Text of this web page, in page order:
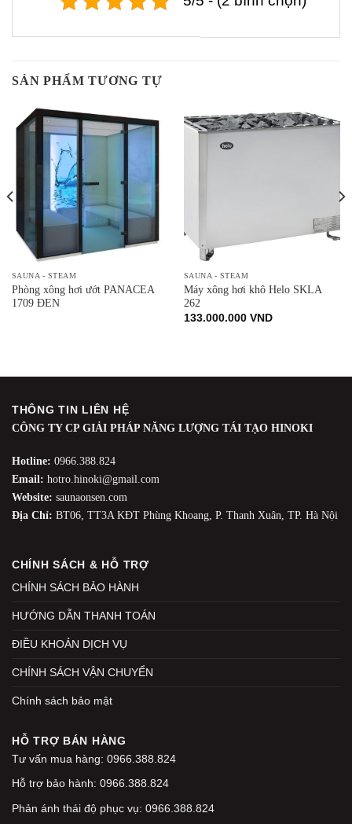
SẢN PHẨM TƯƠNG TỰ
SAUNA - STEAM
Phòng xông hơi ướt PANACEA
1709 ĐEN
SAUNA - STEAM
Máy xông hơi khô Helo SKLA
262
133.000.000 VND
THÔNG TIN LIÊN HỆ
CÔNG TY CP GIẢI PHÁP NĂNG LƯỢNG TÁI TẠO HINOKI
Hotline: 0966.388.824
Email: hotro.hinoki@gmail.com
Website: saunaonsen.com
Địa Chỉ: BT06, TT3A KĐT Phùng Khoang, P. Thanh Xuân, TP. Hà Nội
CHÍNH SÁCH & HỖ TRỢ
CHÍNH SÁCH BẢO HÀNH
HƯỚNG DẪN THANH TOÁN
ĐIỀU KHOẢN DỊCH VỤ
CHÍNH SÁCH VẬN CHUYỂN
Chính sách bảo mật
HỖ TRỢ BÁN HÀNG
Tư vấn mua hàng: 0966.388.824
Hỗ trợ bảo hành: 0966.388.824
Phản ánh thái độ phục vụ: 0966.388.824